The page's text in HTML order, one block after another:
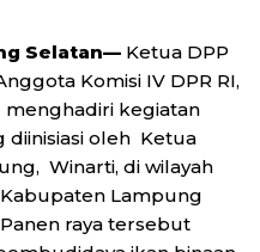
Selatan— Ketua DPP
Komisi IV DPR RI,
menghadiri kegiatan
diinisiasi oleh Ketua
Winarti, di wilayah
Lampung
raya tersebut